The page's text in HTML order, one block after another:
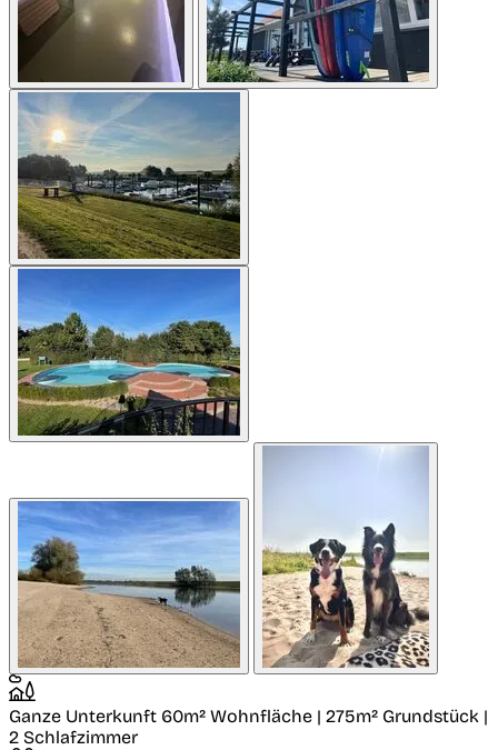
Ganze Unterkunft 60m² Wohnfläche | 275m² Grundstück |
2 Schlafzimmer